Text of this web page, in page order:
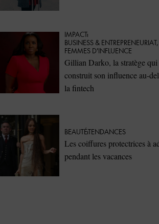
IMPACT
⁠BUSINESS & ENTREPRENEURIAT ,
FEMMES D'INFLUENCE
Gillian Darko, la stratège qui
construit son influence au-
la fintech
BEAUTÉTENDANCES
Les coiffures protectrices à
pendant les vacances